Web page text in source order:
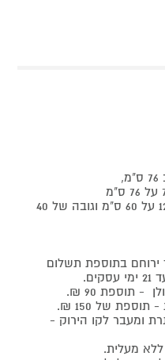
שולחן אלומיניום נמוך עם מידות 120 על 60 ס"מ וגובה של 40
ירוחם בתוספת תשלום
תוספת 90 ₪.
של 150 ₪.
עד כנרת ומעבר לקו הירוק -